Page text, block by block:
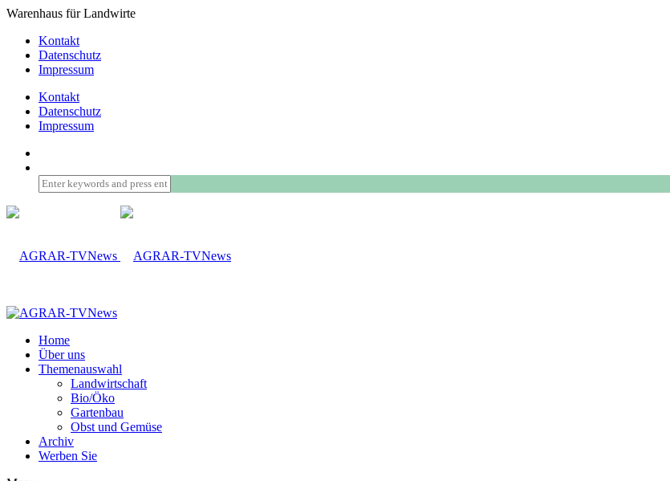
Warenhaus für Landwirte
Kontakt
Datenschutz
Impressum
Kontakt
Datenschutz
Impressum
Home
Über uns
Themenauswahl
Landwirtschaft
Bio/Öko
Gartenbau
Obst und Gemüse
Archiv
Werben Sie